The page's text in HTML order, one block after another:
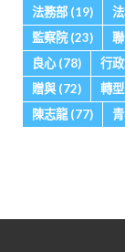
法務部 (19)
監察院(23)
良心(78) 行
贈與(72) 轉
陳志龍(77)